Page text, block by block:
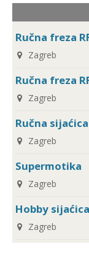
Ručna freza
Zagreb
Ručna freza
Zagreb
Ručna
Zagreb
Supermotika
Zagreb
Hobby
Zagreb